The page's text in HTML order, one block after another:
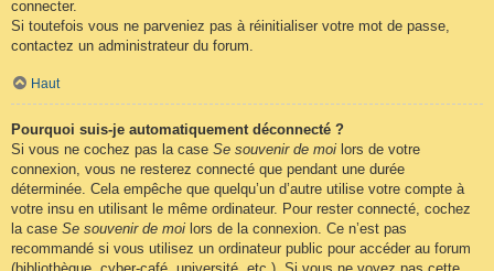
connecter.
Si toutefois vous ne parveniez pas à réinitialiser votre mot de passe,
contactez un administrateur du forum.
Haut
Pourquoi suis-je automatiquement déconnecté ?
Si vous ne cochez pas la case Se souvenir de moi lors de votre
connexion, vous ne resterez connecté que pendant une durée
déterminée. Cela empêche que quelqu’un d’autre utilise votre compte à
votre insu en utilisant le même ordinateur. Pour rester connecté, cochez
la case Se souvenir de moi lors de la connexion. Ce n’est pas
recommandé si vous utilisez un ordinateur public pour accéder au forum